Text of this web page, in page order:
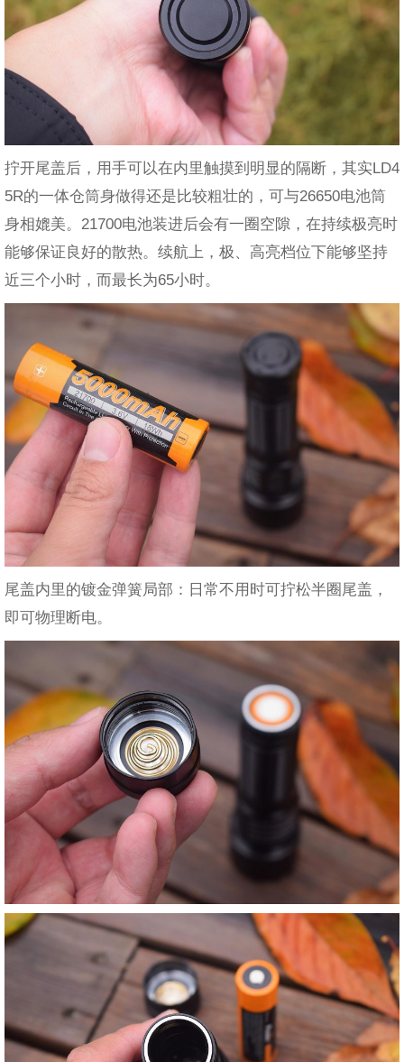
拧开尾盖后，用手可以在内里触摸到明显的隔断，其实LD4
5R的一体仓筒身做得还是比较粗壮的，可与26650电池筒
身相媲美。21700电池装进后会有一圈空隙，在持续极亮时
能够保证良好的散热。续航上，极、高亮档位下能够坚持
近三个小时，而最长为65小时。
尾盖内里的镀金弹簧局部：日常不用时可拧松半圈尾盖，
即可物理断电。